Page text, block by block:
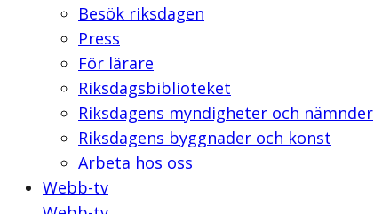
Besök riksdagen
Press
För lärare
Riksdagsbiblioteket
Riksdagens myndigheter och nämnder
Riksdagens byggnader och konst
Arbeta hos oss
Webb-tv